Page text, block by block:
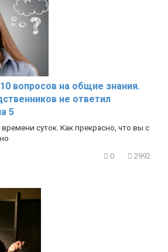
вопросов на общие знания.
не ответил
5
суток. Как прекрасно, что вы с
0 2992